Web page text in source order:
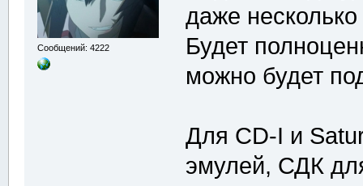
Сообщений: 4222
даже
Будет
можно будет
Для CD-I и
эмулей, СДК